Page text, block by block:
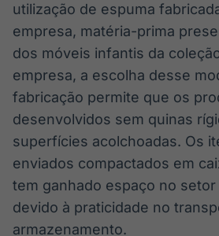
analisar
de
no
IA
Em
utilização de espuma
empresa, matéria-prima
dos móveis infantis da
empresa, a escolha desse
fabricação permite que os
desenvolvidos sem quinas
superfícies acolchoadas. Os
enviados compactados em
tem ganhado espaço no
devido à praticidade no
armazenamento.